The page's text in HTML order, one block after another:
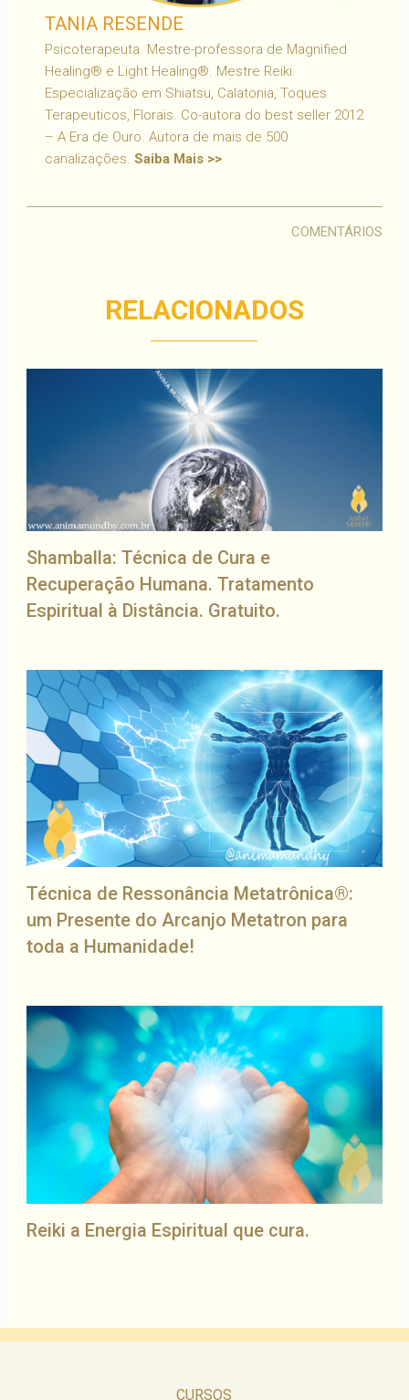
TANIA RESENDE
Psicoterapeuta. Mestre-professora de Magnified
Healing® e Light Healing®. Mestre Reiki.
Especialização em Shiatsu, Calatonia, Toques
Terapeuticos, Florais. Co-autora do best seller 2012
– A Era de Ouro. Autora de mais de 500
canalizações. Saiba Mais >>
COMENTÁRIOS
RELACIONADOS
Shamballa: Técnica de Cura e
Recuperação Humana. Tratamento
Espiritual à Distância. Gratuito.
Técnica de Ressonância Metatrônica®:
um Presente do Arcanjo Metatron para
toda a Humanidade!
Reiki a Energia Espiritual que cura.
CURSOS